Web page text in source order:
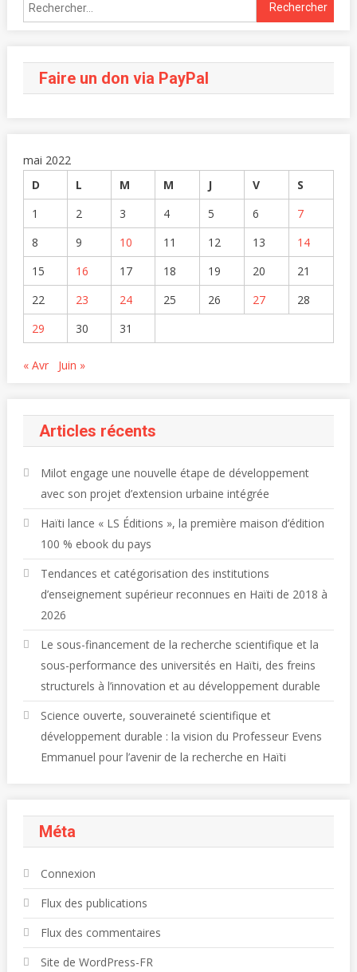
Faire un don via PayPal
mai 2022
D
L M M J V
S
1
2 3 4 5 6
7
8
9 10 11 12 13
14
15
16 17 18 19 20
21
22
23 24 25 26 27
28
29
30 31
« Avr Juin »
Articles récents
Milot engage une nouvelle étape de développement
avec son projet d’extension urbaine intégrée
Haïti lance « LS Éditions », la première maison d’édition
100 % ebook du pays
Tendances et catégorisation des institutions
d’enseignement supérieur reconnues en Haïti de 2018 à
2026
Le sous-financement de la recherche scientifique et la
sous-performance des universités en Haïti, des freins
structurels à l’innovation et au développement durable
Science ouverte, souveraineté scientifique et
développement durable : la vision du Professeur Evens
Emmanuel pour l’avenir de la recherche en Haïti
Méta
Connexion
Flux des publications
Flux des commentaires
Site de WordPress-FR